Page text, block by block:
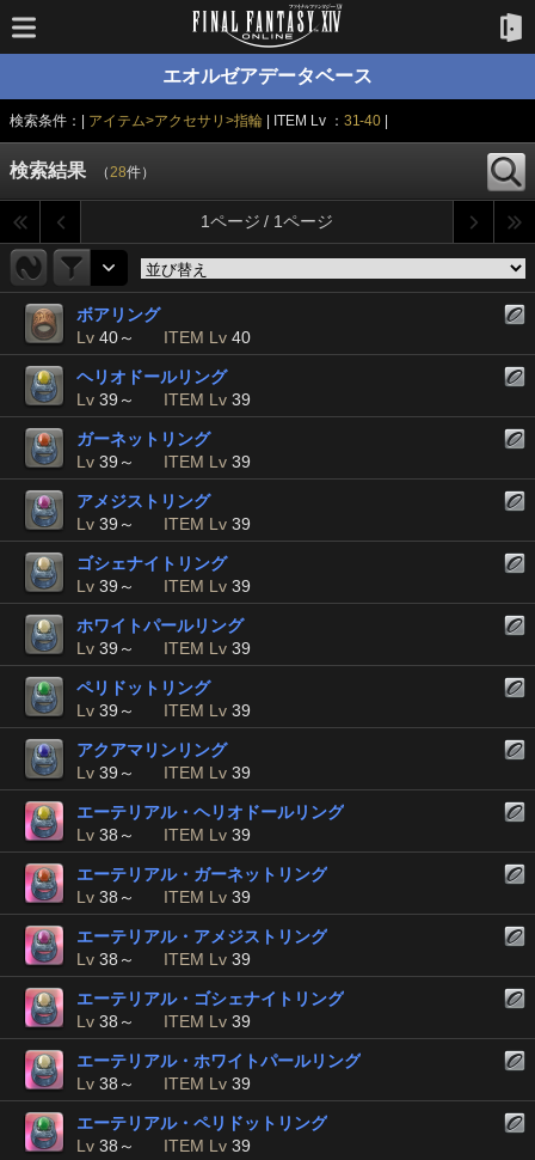
エオルゼアデータベース
検索条件：| アイテム>アクセサリ>指輪 | ITEM Lv ： 31-40
検索結果 （28件）
1ページ / 1ページ
ボアリング
Lv 40～ ITEM Lv 40
ヘリオドールリング
Lv 39～ ITEM Lv 39
ガーネットリング
Lv 39～ ITEM Lv 39
アメジストリング
Lv 39～ ITEM Lv 39
ゴシェナイトリング
Lv 39～ ITEM Lv 39
ホワイトパールリング
Lv 39～ ITEM Lv 39
ペリドットリング
Lv 39～ ITEM Lv 39
アクアマリンリング
Lv 39～ ITEM Lv 39
エーテリアル・ヘリオドールリング
Lv 38～ ITEM Lv 39
エーテリアル・ガーネットリング
Lv 38～ ITEM Lv 39
エーテリアル・アメジストリング
Lv 38～ ITEM Lv 39
エーテリアル・ゴシェナイトリング
Lv 38～ ITEM Lv 39
エーテリアル・ホワイトパールリング
Lv 38～ ITEM Lv 39
エーテリアル・ペリドットリング
Lv 38～ ITEM Lv 39